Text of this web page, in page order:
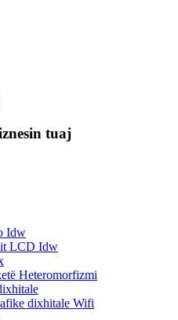
tuaj
Idw
LCD Idw
Heteromorfizmi
dixhitale Wifi